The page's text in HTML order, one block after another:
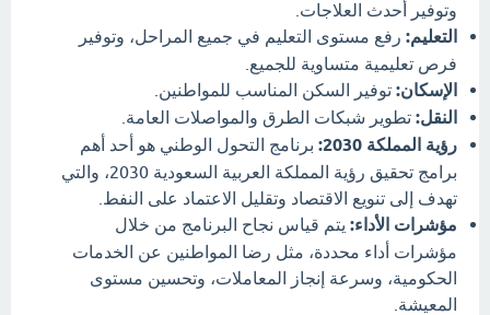
وتوفير أحدث العلاجات.
التعليم: رفع مستوى التعليم في جميع المراحل، وتوفير
فرص تعليمية متساوية للجميع.
الإسكان: توفير السكن المناسب للمواطنين.
النقل: تطوير شبكات الطرق والمواصلات العامة.
رؤية المملكة 2030:
برنامج التحول الوطني هو أحد أهم
برامج تحقيق رؤية المملكة العربية السعودية 2030، والتي
تهدف إلى تنويع الاقتصاد وتقليل الاعتماد على النفط.
مؤشرات الأداء: يتم قياس نجاح البرنامج من خلال
مؤشرات أداء محددة، مثل رضا المواطنين عن الخدمات
الحكومية، وسرعة إنجاز المعاملات، وتحسين مستوى
المعيشة.